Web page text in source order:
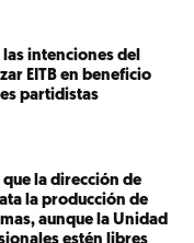
intenciones del
EITB en beneficio
partidistas
la dirección de
la producción de
aunque la Unidad